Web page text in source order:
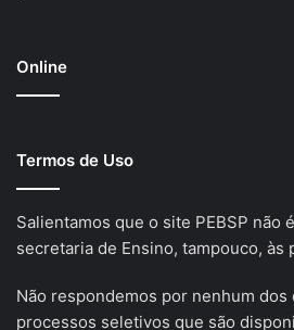
Online
Termos de Uso
Salientamos que o site PEBSP não
secretaria de Ensino, tampouco, às
Não respondemos por nenhum dos
processos seletivos que são